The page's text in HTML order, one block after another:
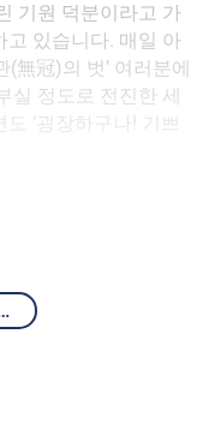
기원 덕분이라고 가
고 있습니다. 매일 아
無冠)의 벗’ 여러분에
정도로 전진한 세
‘굉장하구나! 기쁘
leader kaneko ikeda